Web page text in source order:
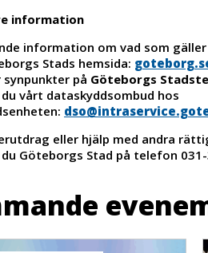
information
information om vad som
Stads hemsida:
synpunkter på Göteborgs
vårt dataskyddsombud hos
eller hjälp med andra
Göteborgs Stad på telefon 031-